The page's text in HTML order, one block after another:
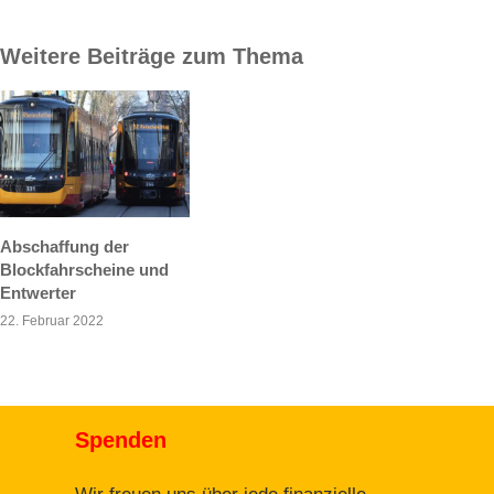
Weitere Beiträge zum Thema
Abschaffung der
Blockfahrscheine und
Entwerter
22. Februar 2022
Spenden